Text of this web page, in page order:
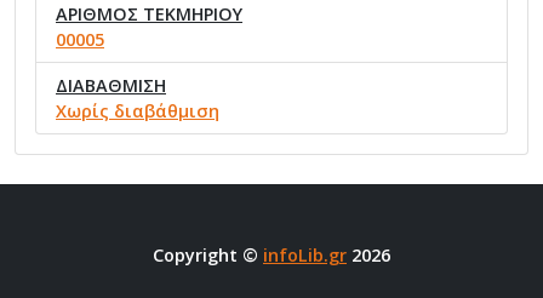
ΑΡΙΘΜΟΣ ΤΕΚΜΗΡΙΟΥ
00005
ΔΙΑΒΑΘΜΙΣΗ
Χωρίς διαβάθμιση
Copyright © infoLib.gr 2026